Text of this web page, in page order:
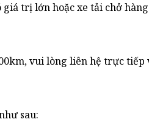
trị lớn hoặc xe tải chở
vui lòng liên hệ trực tiếp
sau: